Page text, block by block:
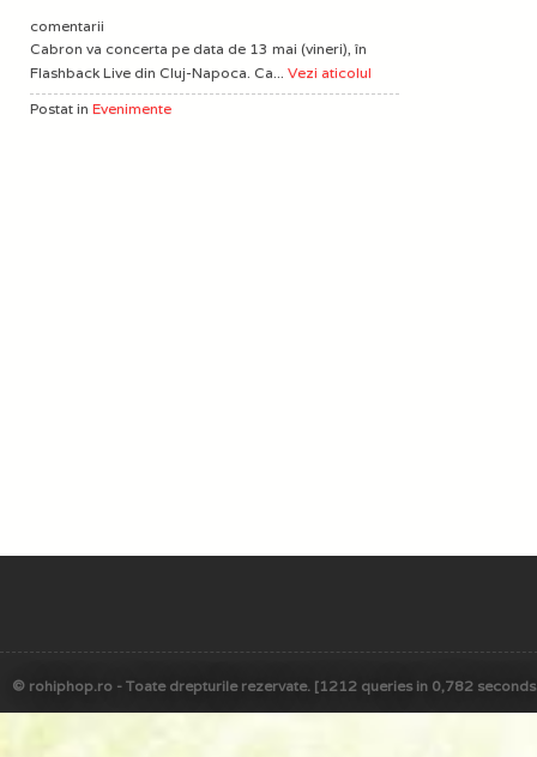
comentarii
Cabron va concerta pe data de 13 mai (vineri), în
Flashback Live din Cluj-Napoca. Ca... Vezi aticolul
Postat in Evenimente
© rohiphop.ro - Toate drepturile rezervate. [1212 queries in 0,782